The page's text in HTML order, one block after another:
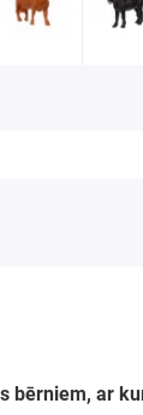
bērniem, ar